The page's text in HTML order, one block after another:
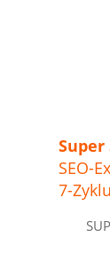
Super
SEO-
7-